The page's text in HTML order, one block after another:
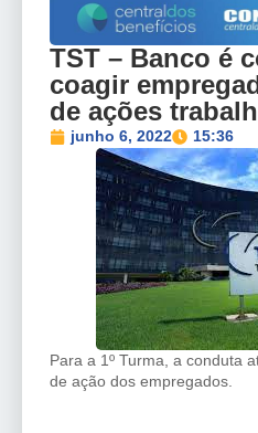
TST – Banco é
coagir
de ações
junho 6, 2022 15:36
Para a 1º Turma, a conduta
de ação dos empregados.